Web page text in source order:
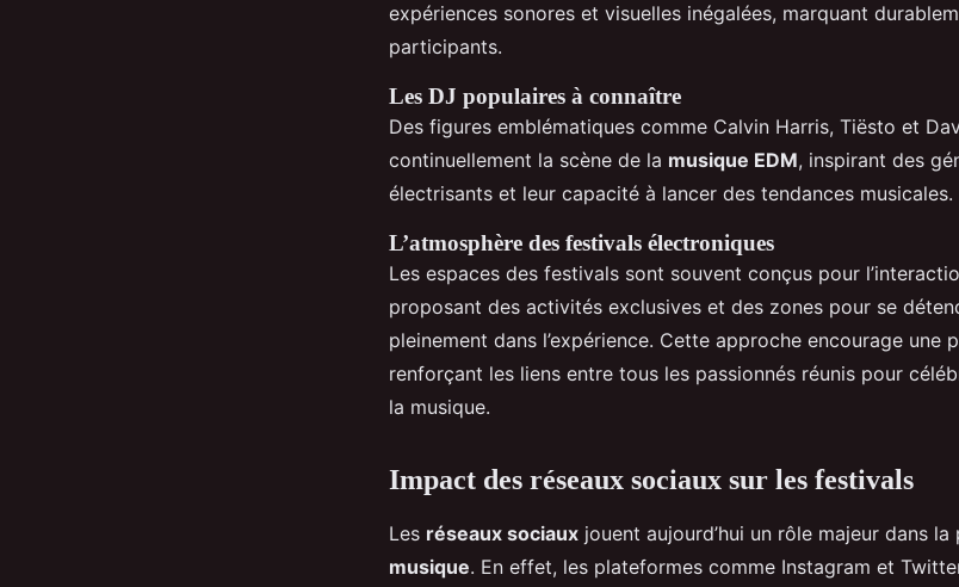
expériences sonores et visuelles inégalées, marquant
participants.
Les DJ populaires à connaître
Des figures emblématiques comme Calvin Harris, Tiësto et
continuellement la scène de la musique EDM, inspirant des
électrisants et leur capacité à lancer des tendances musicales.
L’atmosphère des festivals électroniques
Les espaces des festivals sont souvent conçus pour
proposant des activités exclusives et des zones pour se
pleinement dans l’expérience. Cette approche encourage une
renforçant les liens entre tous les passionnés réunis pour
la musique.
Impact des réseaux sociaux sur les festivals
Les réseaux sociaux jouent aujourd’hui un rôle majeur dans
musique. En effet, les plateformes comme Instagram et